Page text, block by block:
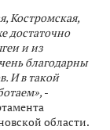
Костромская,
достаточно
и из
благодарны
И в такой
-
области.